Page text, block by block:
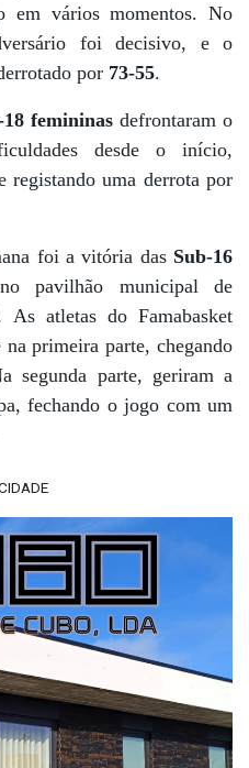
em vários momentos. No
foi decisivo, e o
por 73-55.
18 femininas defrontaram o
desde o início,
registando uma derrota por
foi a vitória das Sub-16
pavilhão municipal de
atletas do Famabasket
primeira parte, chegando
segunda parte, geriram a
fechando o jogo com um